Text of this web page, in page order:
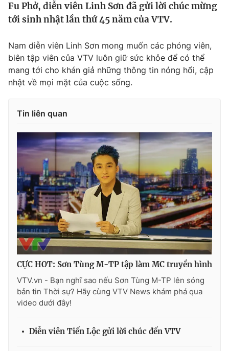
Thế giới
Thế giới đó đây
Câu chuyện quốc tế
Kinh tế
Tài chính
Thị trường
Góc doanh nghiệp
Dữ liệu và đời sống
Hậu trường
Nhân vật
Khán giả
Giải sao mai
Giải trí
Điện ảnh
Âm nhạc
Sao
Đời sống
Du lịch
Làm đẹp
Chất lượng cuộc sống
Giáo dục
Tuyển sinh
Học trực tuyến
Công nghệ
Hitech Công nghệ tương lai
Sản phẩm
Thị trường
Tư vấn
Giao lưu trực tuyến
Lịch phát sóng
Fu Phở, diễn viên Linh Sơn đã gửi lời chúc mừng
tới sinh nhật lần thứ 45 năm của VTV.
Nam diễn viên Linh Sơn mong muốn các phóng viên,
biên tập viên của VTV luôn giữ sức khỏe để có thể
mang tới cho khán giả những thông tin nóng hổi, cập
nhật về mọi mặt của cuộc sống.
Tin liên quan
CỰC HOT: Sơn Tùng M-TP tập làm MC truyền hình
VTV.vn - Bạn nghĩ sao nếu Sơn Tùng M-TP lên sóng
bản tin Thời sự? Hãy cùng VTV News khám phá qua
video dưới đây!
Diễn viên Tiến Lộc gửi lời chúc đến VTV